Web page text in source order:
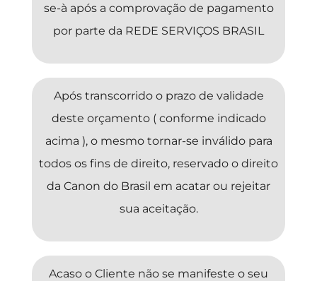
se-à após a comprovação de pagamento
por parte da REDE SERVIÇOS BRASIL
Após transcorrido o prazo de validade
deste orçamento ( conforme indicado
acima ), o mesmo tornar-se inválido para
todos os fins de direito, reservado o direito
da Canon do Brasil em acatar ou rejeitar
sua aceitação.
Acaso o Cliente não se manifeste o seu